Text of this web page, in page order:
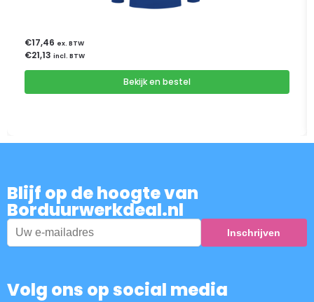
€17,46 ex. BTW
€21,13 incl. BTW
Bekijk en bestel
Blijf op de hoogte van
Borduurwerkdeal.nl
Volg ons op social media